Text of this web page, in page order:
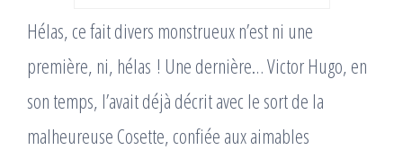
Hélas, ce fait divers monstrueux n’est ni une
première, ni, hélas ! Une dernière… Victor Hugo, en
son temps, l’avait déjà décrit avec le sort de la
malheureuse Cosette, confiée aux aimables